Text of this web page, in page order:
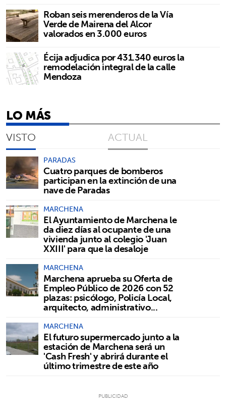
Roban seis merenderos de la Vía
Verde de Mairena del Alcor
valorados en 3.000 euros
Écija adjudica por 431.340 euros la
remodelación integral de la calle
Mendoza
LO MÁS
VISTO ACTUAL
PARADAS
Cuatro parques de bomberos
participan en la extinción de una
nave de Paradas
MARCHENA
El Ayuntamiento de Marchena le
da diez días al ocupante de una
vivienda junto al colegio 'Juan
XXIII' para que la desaloje
MARCHENA
Marchena aprueba su Oferta de
Empleo Público de 2026 con 52
plazas: psicólogo, Policía Local,
arquitecto, administrativo...
MARCHENA
El futuro supermercado junto a la
estación de Marchena será un
'Cash Fresh' y abrirá durante el
último trimestre de este año